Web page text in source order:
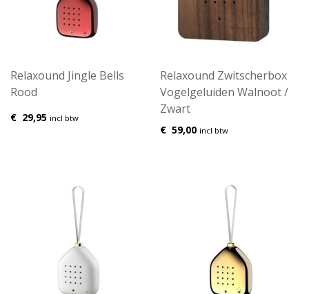
Relaxound Jingle Bells
Rood
€ 29,95 incl btw
Relaxound Zwitscherbox
Vogelgeluiden Walnoot /
Zwart
€ 59,00 incl btw